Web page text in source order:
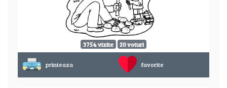
3754 vizite 20 voturi
printeaza favorite